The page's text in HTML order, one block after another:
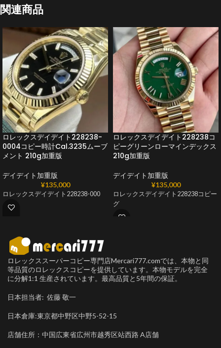
関連商品
ロレックスデイデイト228238-
0004コピー時計Cal.3235ムーブ
メント 210g加重版
デイデイト加重版
¥135,000
ロレックスデイデイト228238-000
ロレックスデイデイト228238コ
ピーグリーンローマインデックス
210g加重版
デイデイト加重版
¥135,000
ロレックスデイデイト228238コピー
グ
ロレックススーパーコピー専門店Mercari777.comでは、本物と同
等品質のロレックスコピーを提供しています。本物モデルを完全
に分解1:1 生産されています。最高品質と5年間の保証。
日本担当者: 佐藤 敬一
日本倉庫:東京都中野区中野5-52-15
店舗住所：中国広東省広州市越秀区站西路 A店舗